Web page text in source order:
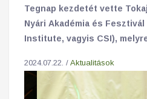
Tegnap kezdetét vette
Nyári Akadémia és
Institute, vagyis CSI),
számú, 190 diákkal.
2024.07.22. / Aktualitások